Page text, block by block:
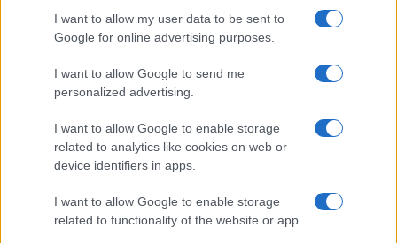
I want to allow my user data to be sent to
Google for online advertising purposes.
I want to allow Google to send me
personalized advertising.
I want to allow Google to enable storage
related to analytics like cookies on web or
device identifiers in apps.
I want to allow Google to enable storage
related to functionality of the website or app.
Konkoly Gyula Budapesten született 1941. július 21-én. 1956-
1964-ban végzett a Magyar Képzőművészeti Főiskolán, ahol
mestere Hincz Gyula. 1971: B. de Paris nagydíja (csoportos);
Franciaországban járt tanulmányúton. 1970-ben rövid
Olaszországi tartózkodás után Franciaországba emigrált.
Távollétében két és fél év felfüggesztett börtönbüntetésre
és vagyonelkobzásra ítélték. 1990-1991-ben Svédországban